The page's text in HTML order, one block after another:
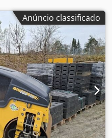
Anúncio classificado